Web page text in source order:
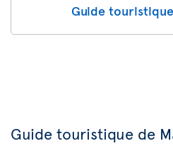
Guide
Guide touristique de